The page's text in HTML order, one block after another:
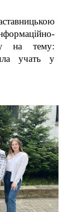
на тему:
учать у